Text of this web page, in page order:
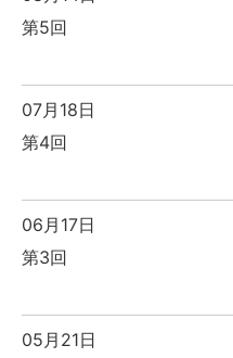
第5回
07月18日
第4回
06月17日
第3回
05月21日